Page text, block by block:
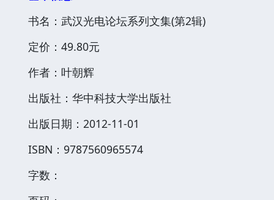
书名：武汉光电论坛系列文集(第2辑)
定价：49.80元
作者：叶朝辉
出版社：华中科技大学出版社
出版日期：2012-11-01
ISBN：9787560965574
字数：